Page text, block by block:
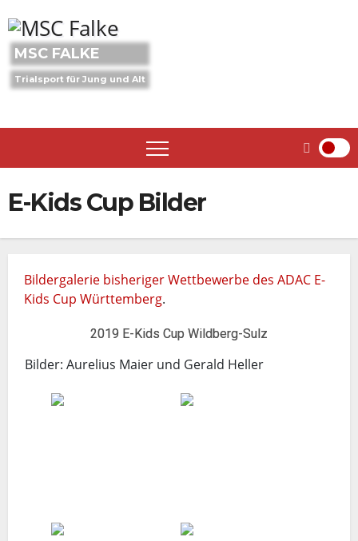
to
content
MSC FALKE
Trialsport für Jung und Alt
E-Kids Cup Bilder
Bildergalerie bisheriger Wettbewerbe des ADAC E-
Kids Cup Württemberg.
2019 E-Kids Cup Wildberg-Sulz
Bilder: Aurelius Maier und Gerald Heller